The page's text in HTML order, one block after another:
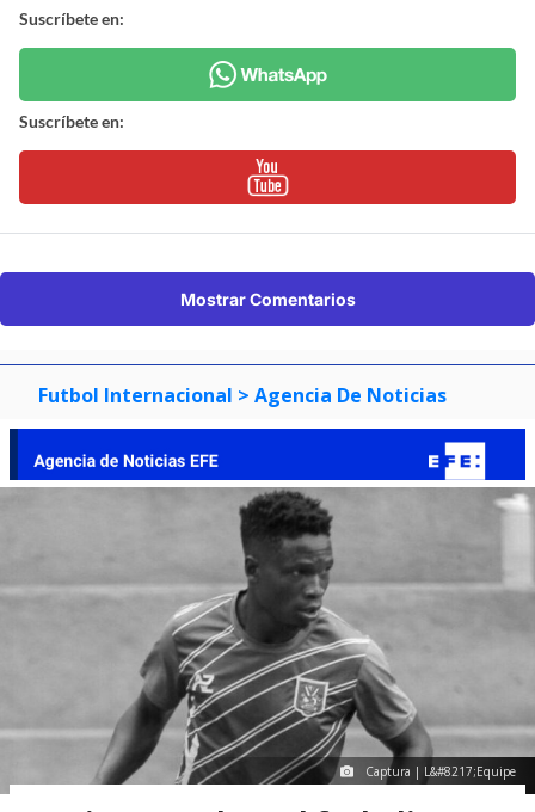
Suscríbete en:
Suscríbete en:
Mostrar Comentarios
Futbol Internacional > Agencia De Noticias
Captura | L&#8217;Equipe